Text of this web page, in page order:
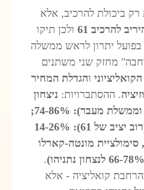
ביכולת להרכיב, אלא
להרכיב 61
ולכן תיקו
בפועל יתרון לראש ממשלה
מחזק שני משתנים
והגדלת המחיר
. ההסתברויות: ניצחון
ניצחון גוש האופוזיציה (רוב יציב של 61): 14-26%
סימולציית מונטה-קארלו
.
קואליציה - אלא